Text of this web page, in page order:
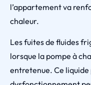
l’appartement va
chaleur.
Les fuites de fluides
lorsque la pompe à
entretenue. Ce